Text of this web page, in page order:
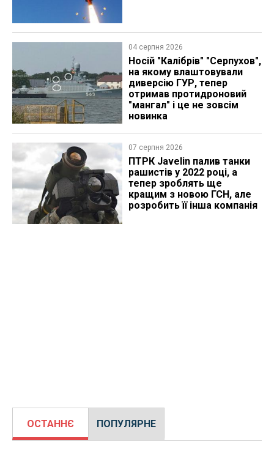
04 серпня 2026
Носій "Калібрів" "Серпухов",
на якому влаштовували
диверсію ГУР, тепер
отримав протидроновий
"мангал" і це не зовсім
новинка
07 серпня 2026
ПТРК Javelin палив танки
рашистів у 2022 році, а
тепер зроблять ще
кращим з новою ГСН, але
розробить її інша компанія
ОСТАННЄ ПОПУЛЯРНЕ